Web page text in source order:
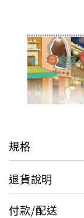
規格
退貨說明
付款/配送